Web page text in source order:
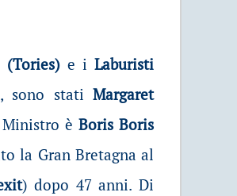
(Tories) e i Laburisti
sono statiMargaret
è Boris Boris
la Gran Bretagna al
) dopo 47 anni. Di